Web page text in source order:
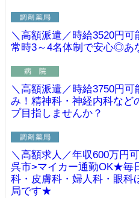
＼高額派遣／時給3520円
常時3～4名体制で安心◎あ
＼高額派遣／時給3750円
み！精神科・神経内科など
プ目指しませんか？
＼高額求人／年収600万円
呉市>マイカー通勤OK★毎
科・皮膚科・婦人科・眼科
局です★